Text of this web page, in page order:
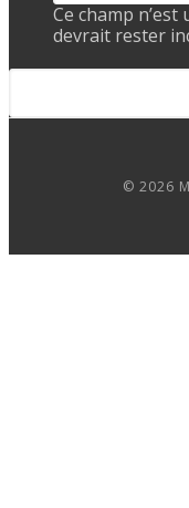
Ce champ
devrait rester
© 2026